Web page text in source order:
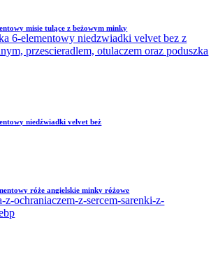
misie tulące z beżowym minky
niedźwiadki velvet beż
róże angielskie minky różowe